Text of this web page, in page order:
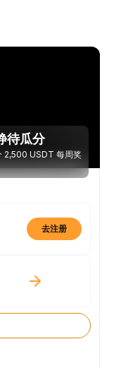
待瓜分
2,500 USDT 每周奖
去注册